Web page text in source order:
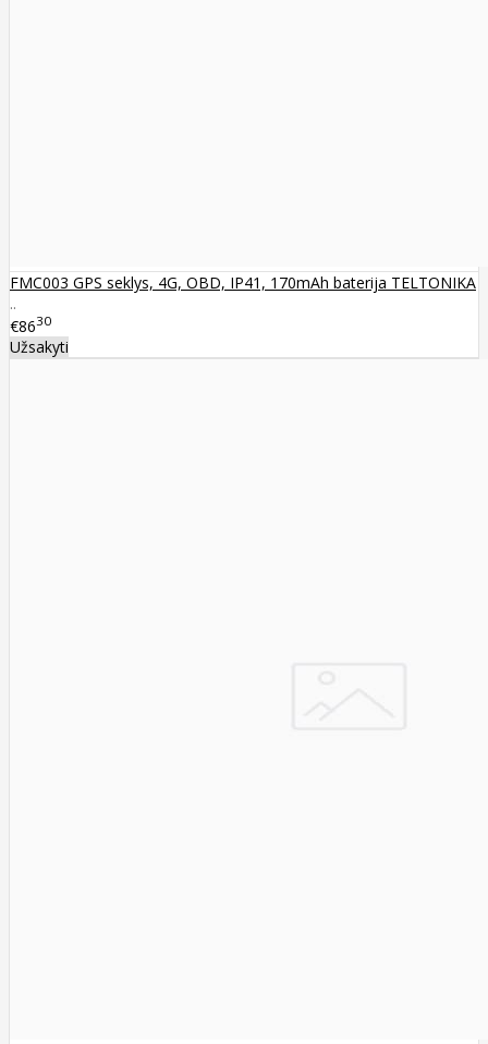
FMC003 GPS seklys, 4G, OBD, IP41, 170mAh baterija TELTONIKA
..
€8630
Užsakyti